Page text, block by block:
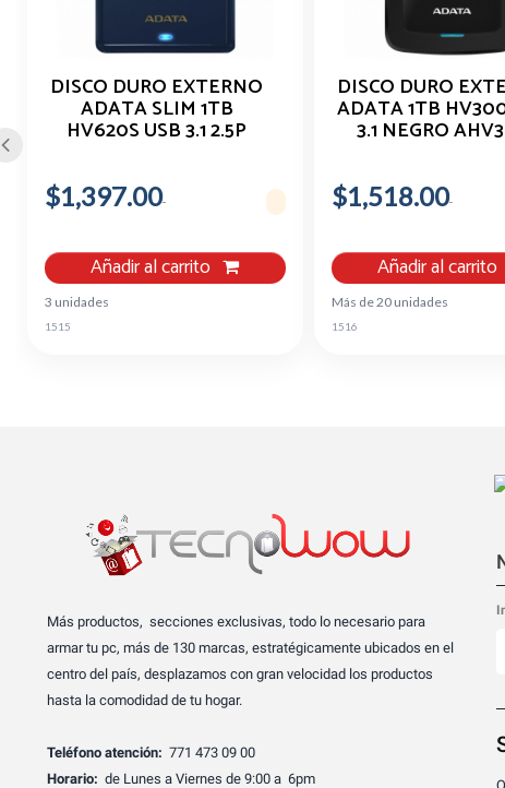
DISCO DURO EXTERNO
ADATA SLIM 1TB
HV620S USB 3.1 2.5P
$1,397.00
Añadir al carrito
3 unidades
1515
DISCO DURO
ADATA 1TB
3.1 NEGRO
$1,518.00
Añadir al carrito
Más de 20 unidades
1516
Más productos, secciones exclusivas, todo lo necesario para
armar tu pc, más de 130 marcas, estratégicamente ubicados en el
centro del país, desplazamos con gran velocidad los productos
hasta la comodidad de tu hogar.
Teléfono atención: 771 473 09 00
Horario: de Lunes a Viernes de 9:00 a 6pm